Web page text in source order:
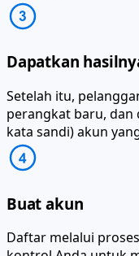
Dapatkan
Setelah itu,
perangkat baru, dan
kata sandi) akun
Buat akun
Daftar melalui